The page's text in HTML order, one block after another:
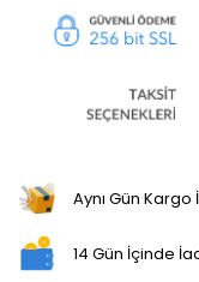
Aynı Gün Kargo
14 Gün İçinde